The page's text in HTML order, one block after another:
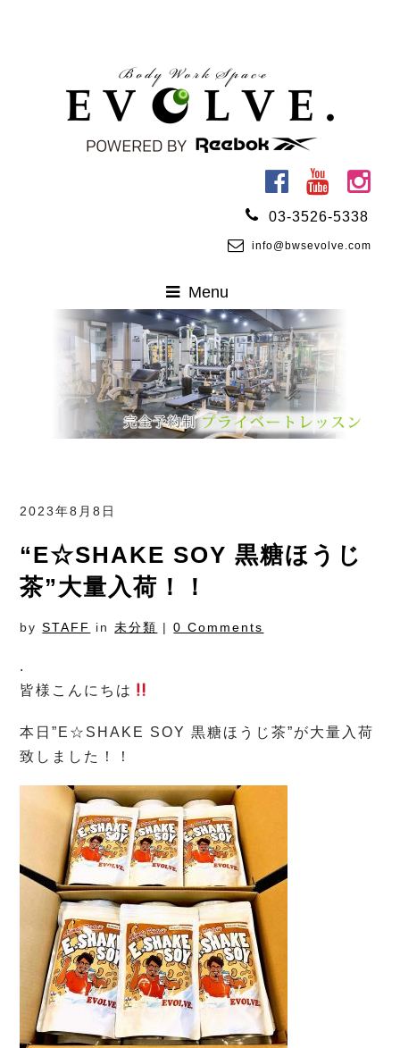
03-3526-5338
info@bwsevolve.com
2023年8月8日
“E☆SHAKE SOY 黒糖ほうじ
茶”大量入荷！！
bySTAFF in未分類 |0 Comments
.
皆様こんにちは
本日”E☆SHAKE SOY 黒糖ほうじ茶”が大量入荷
致しました！！